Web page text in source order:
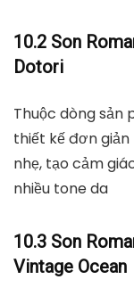
10.2 Son
Dotori
Thuộc dòng sản
thiết kế đơn
nhẹ, tạo cảm
nhiều tone da
10.3 Son
Vintage Ocean